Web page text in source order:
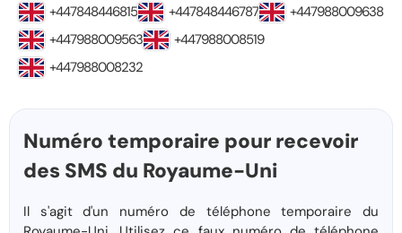
+447848446815
+447848446787
+447988009638
+447988009563
+447988008519
+447988008232
Numéro temporaire pour recevoir
des SMS du Royaume-Uni
Il s'agit d'un numéro de téléphone temporaire du